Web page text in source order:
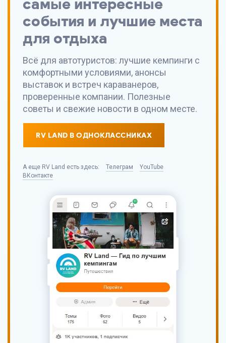
самые интересные
события и лучшие места
для отдыха
Всё для автотуристов: лучшие кемпинги с
комфортными условиями, анонсы
выставок и встреч караванеров,
проверенные компании. Полезные
советы и свежие новости в одном месте.
RV LAND В ОДНОКЛАССНИКАХ
А еще RV Land есть здесь: Телеграм
YouTube
ВКонтакте